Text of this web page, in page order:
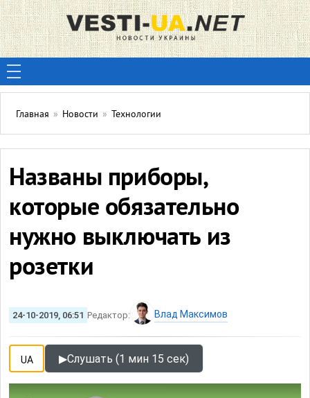
Главная » Новости » Технологии
Названы приборы,
которые обязательно
нужно выключать из
розетки
24-10-2019, 06:51 Редактор: Влад Максимов
UA ▶Слушать (1 мин 15 сек)